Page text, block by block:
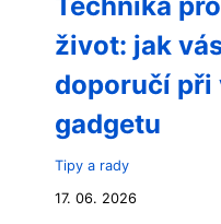
život: jak
doporučí při
gadgetu
Tipy a rady
17. 06. 2026